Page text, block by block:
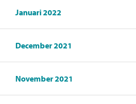
Januari 2022
December 2021
November 2021